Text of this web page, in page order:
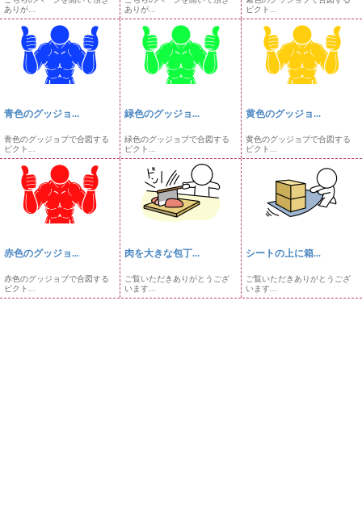
ありが...
ありが...
ピクト...
青色のグッジョ...
青色のグッジョブで合図する
ピクト...
緑色のグッジョ...
緑色のグッジョブで合図する
ピクト...
黄色のグッジョ...
黄色のグッジョブで合図する
ピクト...
赤色のグッジョ...
赤色のグッジョブで合図する
ピクト...
肉を大きな包丁...
ご覧いただきありがとうござ
います...
シートの上に箱...
ご覧いただきありがとうござ
います...